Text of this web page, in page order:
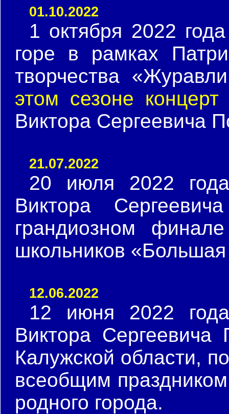
01.10.2022
1 октября 2022
горе в рамках
творчества
этом сезоне концерт
Виктора Сергеевича
21.07.2022
20 июля 2022
Виктора
грандиозном
школьников
12.06.2022
12 июня 2022
Виктора
Калужской области,
всеобщим
родного города.